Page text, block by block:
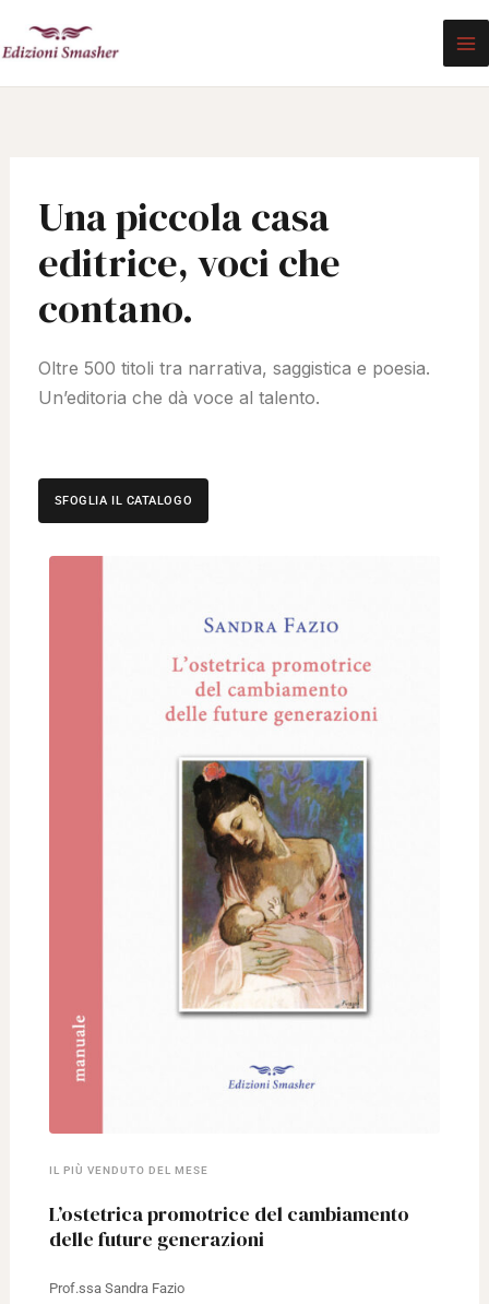
al
Una piccola casa
editrice, voci che
contano.
Oltre 500 titoli tra narrativa, saggistica e poesia.
Un’editoria che dà voce al talento.
SFOGLIA IL CATALOGO
IL PIÙ VENDUTO DEL MESE
L’ostetrica promotrice del cambiamento
delle future generazioni
Prof.ssa Sandra Fazio